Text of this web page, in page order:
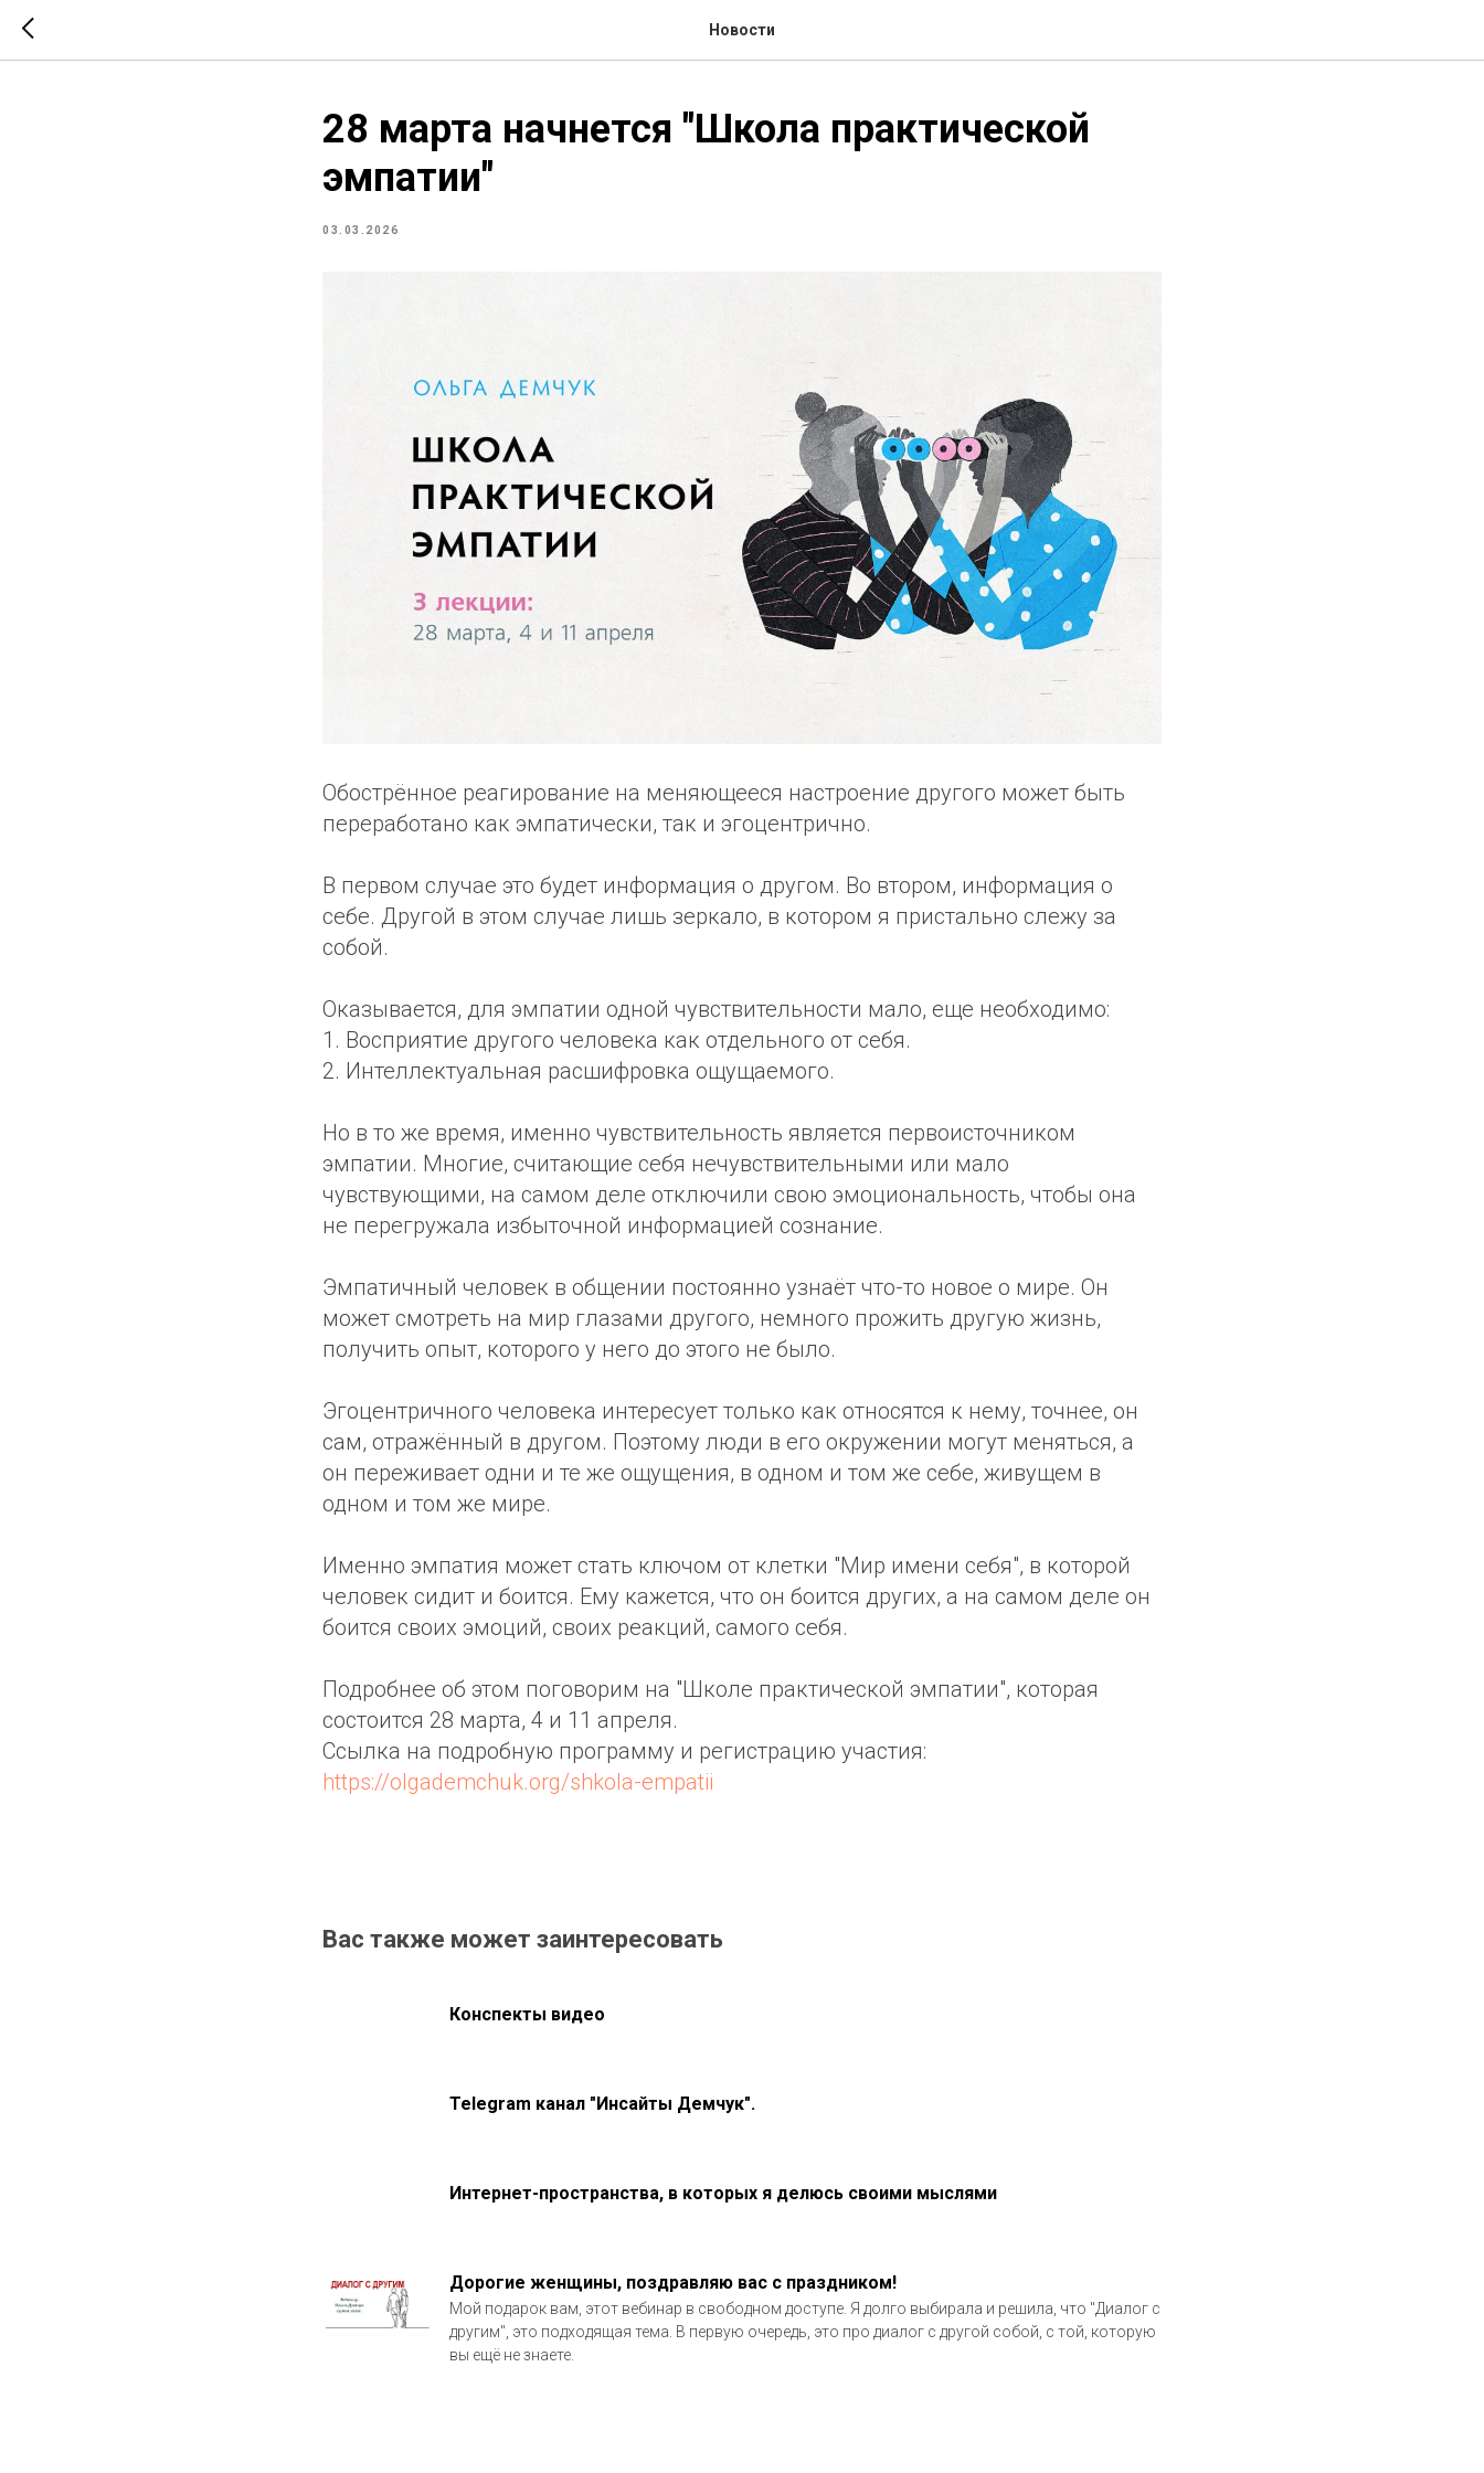
Новости
28 марта начнется "Школа практической
эмпатии"
03.03.2026
Обострённое реагирование на меняющееся настроение другого может быть
переработано как эмпатически, так и эгоцентрично.
В первом случае это будет информация о другом. Во втором, информация о
себе. Другой в этом случае лишь зеркало, в котором я пристально слежу за
собой.
Оказывается, для эмпатии одной чувствительности мало, еще необходимо:
1. Восприятие другого человека как отдельного от себя.
2. Интеллектуальная расшифровка ощущаемого.
Но в то же время, именно чувствительность является первоисточником
эмпатии. Многие, считающие себя нечувствительными или мало
чувствующими, на самом деле отключили свою эмоциональность, чтобы она
не перегружала избыточной информацией сознание.
Эмпатичный человек в общении постоянно узнаёт что-то новое о мире. Он
может смотреть на мир глазами другого, немного прожить другую жизнь,
получить опыт, которого у него до этого не было.
Эгоцентричного человека интересует только как относятся к нему, точнее, он
сам, отражённый в другом. Поэтому люди в его окружении могут меняться, а
он переживает одни и те же ощущения, в одном и том же себе, живущем в
одном и том же мире.
Именно эмпатия может стать ключом от клетки "Мир имени себя", в которой
человек сидит и боится. Ему кажется, что он боится других, а на самом деле он
боится своих эмоций, своих реакций, самого себя.
Подробнее об этом поговорим на "Школе практической эмпатии", которая
состоится 28 марта, 4 и 11 апреля.
Ссылка на подробную программу и регистрацию участия:
https://olgademchuk.org/shkola-empatii
Вас также может заинтересовать
Конспекты видео
Telegram канал "Инсайты Демчук".
Интернет-пространства, в которых я делюсь своими мыслями
Дорогие женщины, поздравляю вас с праздником!
Мой подарок вам, этот вебинар в свободном доступе. Я долго выбирала и решила, что "Диалог с
другим", это подходящая тема. В первую очередь, это про диалог с другой собой, с той, которую
вы ещё не знаете.